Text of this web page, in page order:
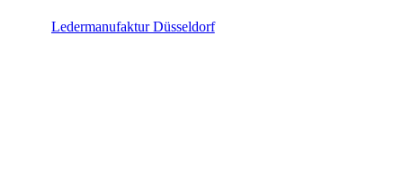
Ledermanufaktur Düsseldorf